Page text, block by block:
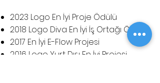
2023 Logo En İyi Proje Ödülü
2018 Logo Diva En İyi İş Ortağı Ödülü
​2017 En İyi E-Flow Projesi
2016 Logo Yurt Dışı En İyi Projesi